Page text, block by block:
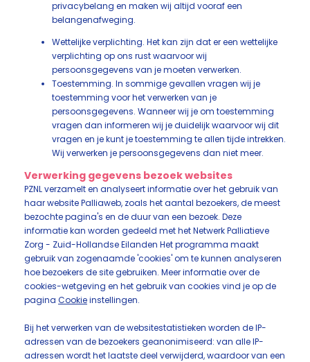
privacybelang en maken wij altijd vooraf een
belangenafweging.
Wettelijke verplichting. Het kan zijn dat er een wettelijke
verplichting op ons rust waarvoor wij
persoonsgegevens van je moeten verwerken.
Toestemming. In sommige gevallen vragen wij je
toestemming voor het verwerken van je
persoonsgegevens. Wanneer wij je om toestemming
vragen dan informeren wij je duidelijk waarvoor wij dit
vragen en je kunt je toestemming te allen tijde intrekken.
Wij verwerken je persoonsgegevens dan niet meer.
Verwerking gegevens bezoek websites
PZNL verzamelt en analyseert informatie over het gebruik van
haar website Palliaweb, zoals het aantal bezoekers, de meest
bezochte pagina's en de duur van een bezoek. Deze
informatie kan worden gedeeld met het Netwerk Palliatieve
Zorg - Zuid-Hollandse Eilanden Het programma maakt
gebruik van zogenaamde 'cookies' om te kunnen analyseren
hoe bezoekers de site gebruiken. Meer informatie over de
cookies-wetgeving en het gebruik van cookies vind je op de
pagina Cookieinstellingen.
Bij het verwerken van de websitestatistieken worden de IP-
adressen van de bezoekers geanonimiseerd: van alle IP-
adressen wordt het laatste deel verwijderd, waardoor van een